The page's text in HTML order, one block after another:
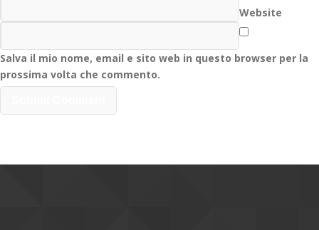
Website
Salva il mio nome, email e sito web in questo browser per la
prossima volta che commento.